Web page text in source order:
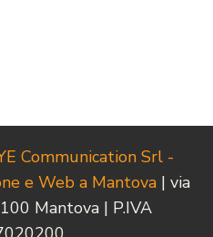
Communication Srl -
e Web a Mantova | via
Mantova | P.IVA